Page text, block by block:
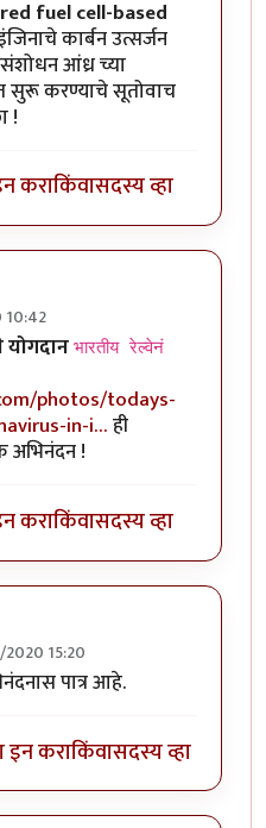
fuel cell-based
कार्बन उत्सर्जन
आंध्र च्या
सुरू करण्याचे सूतोवाच
!
कराकिंवासदस्य व्हा
10:42
भारतीय रेल्वेनं
photos/todays-
in-i…ही
अभिनंदन !
कराकिंवासदस्य व्हा
15:20
!byहेमंतकुमार
पात्र आहे.
इन कराकिंवासदस्य व्हा